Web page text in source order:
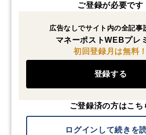
ご登録が必要です
広告なしでサイト内の全記事
マネーポストWEBプレ
初回登録月は無料！
登録する
ご登録済の方はこち
ログインして続きを